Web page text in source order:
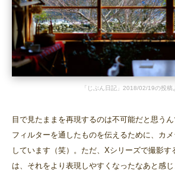
「じぶん日記」2018/02/19の投稿
目で見たままを再現するのは不可能だと思う
フィルターを通したものを伝えるために、カ
しています（笑）。ただ、Xシリーズで撮影す
は、それをより表現しやすくなったなあと感